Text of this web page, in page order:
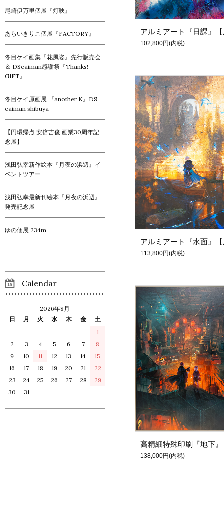
102,800円(内税)
113,800円(内税)
138,000円(内税)
尾崎伊万里個展『灯映』
あらいきりこ個展『FACTORY』
冬目ケイ画集『花風姿』先行販売会
＆ DScaiman感謝祭『Thanks!
GIFT』
冬目ケイ原画展 『another K』DS
caiman shibuya
【円環帰点 安倍吉俊 画業30周年記
念展】
浅田弘幸新作絵本『月夜の浜辺』イ
ベントツアー
浅田弘幸最新刊絵本『月夜の浜辺』
発売記念展
ゆの個展 234m
Calendar
2026年8月
日
月 火 水 木 金
土
1
2
3 4 5 6 7
8
9
10 11 12 13 14
15
16
17 18 19 20 21
22
23
24 25 26 27 28
29
30
31